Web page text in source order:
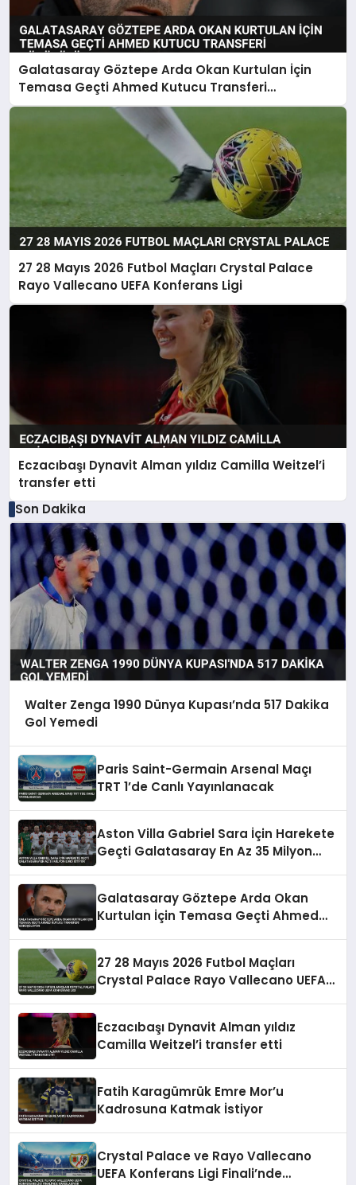
Galatasaray Göztepe Arda Okan Kurtulan İçin
Temasa Geçti Ahmed Kutucu Transferi
Görüşülüyor
27 28 Mayıs 2026 Futbol Maçları Crystal Palace
Rayo Vallecano UEFA Konferans Ligi
Eczacıbaşı Dynavit Alman yıldız Camilla Weitzel’i
transfer etti
Son Dakika
Walter Zenga 1990 Dünya Kupası’nda 517 Dakika
Gol Yemedi
Paris Saint-Germain Arsenal Maçı
TRT 1’de Canlı Yayınlanacak
Aston Villa Gabriel Sara İçin Harekete
Geçti Galatasaray En Az 35 Milyon
Galatasaray Göztepe Arda Okan
Kurtulan İçin Temasa Geçti Ahmed
27 28 Mayıs 2026 Futbol Maçları
Crystal Palace Rayo Vallecano UEFA
Eczacıbaşı Dynavit Alman yıldız
Camilla Weitzel’i transfer etti
Fatih Karagümrük Emre Mor’u
Kadrosuna Katmak İstiyor
Crystal Palace ve Rayo Vallecano
UEFA Konferans Ligi Finali’nde